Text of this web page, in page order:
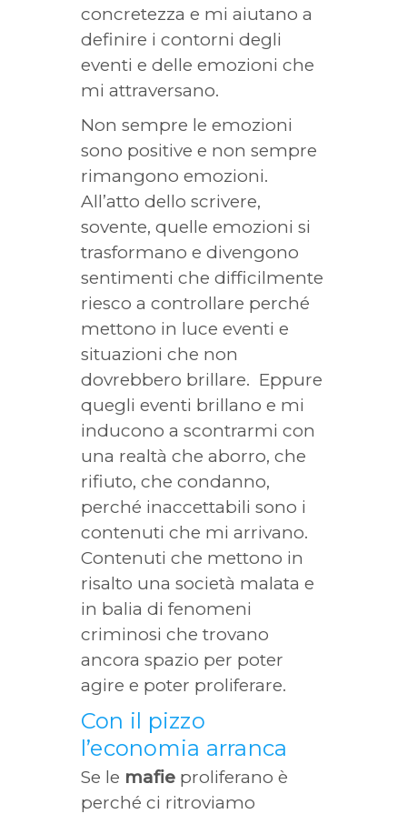
concretezza e mi aiutano a
definire i contorni degli
eventi e delle emozioni che
mi attraversano.
Non sempre le emozioni
sono positive e non sempre
rimangono emozioni.
All’atto dello scrivere,
sovente, quelle emozioni si
trasformano e divengono
sentimenti che difficilmente
riesco a controllare perché
mettono in luce eventi e
situazioni che non
dovrebbero brillare. Eppure
quegli eventi brillano e mi
inducono a scontrarmi con
una realtà che aborro, che
rifiuto, che condanno,
perché inaccettabili sono i
contenuti che mi arrivano.
Contenuti che mettono in
risalto una società malata e
in balia di fenomeni
criminosi che trovano
ancora spazio per poter
agire e poter proliferare.
Con il pizzo
l’economia arranca
Se le mafie proliferano è
perché ci ritroviamo